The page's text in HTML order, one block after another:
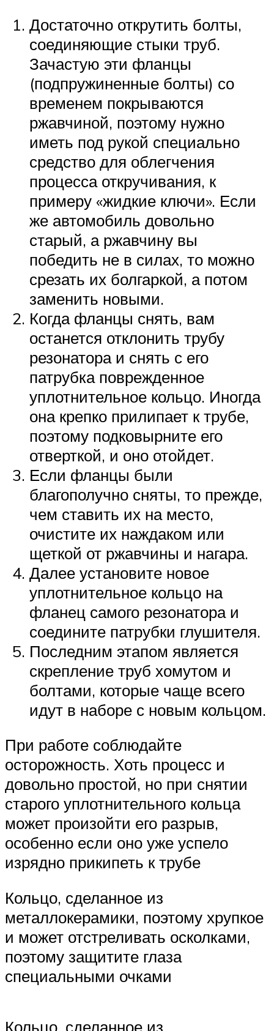
Достаточно открутить болты,
соединяющие стыки труб.
Зачастую эти фланцы
(подпружиненные болты) со
временем покрываются
ржавчиной, поэтому нужно
иметь под рукой специально
средство для облегчения
процесса откручивания, к
примеру «жидкие ключи». Если
же автомобиль довольно
старый, а ржавчину вы
победить не в силах, то можно
срезать их болгаркой, а потом
заменить новыми.
Когда фланцы снять, вам
останется отклонить трубу
резонатора и снять с его
патрубка поврежденное
уплотнительное кольцо. Иногда
она крепко прилипает к трубе,
поэтому подковырните его
отверткой, и оно отойдет.
Если фланцы были
благополучно сняты, то прежде,
чем ставить их на место,
очистите их наждаком или
щеткой от ржавчины и нагара.
Далее установите новое
уплотнительное кольцо на
фланец самого резонатора и
соедините патрубки глушителя.
Последним этапом является
скрепление труб хомутом и
болтами, которые чаще всего
идут в наборе с новым кольцом.
При работе соблюдайте
осторожность. Хоть процесс и
довольно простой, но при снятии
старого уплотнительного кольца
может произойти его разрыв,
особенно если оно уже успело
изрядно прикипеть к трубе
Кольцо, сделанное из
металлокерамики, поэтому хрупкое
и может отстреливать осколками,
поэтому защитите глаза
специальными очками
Кольцо, сделанное из